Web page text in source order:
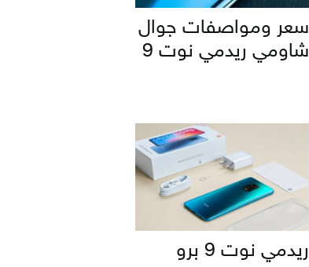
سعر ومواصفات جوال
شاومي ريدمي نوت 9
ريدمي نوت 9 برو